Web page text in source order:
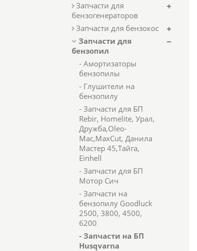
Запчасти для
бензогенераторов
Запчасти для бензокос
Запчасти для
бензопил
- Амортизаторы
бензопилы
- Глушители на
бензопилу
- Запчасти для БП
Rebir, Homelite, Урал,
Дружба,Oleo-
Mac,MaxCut, Данила
Мастер 45,Тайга,
Einhell
- Запчасти для БП
Мотор Сич
- Запчасти на
бензопилу Goodluck
2500, 3800, 4500,
6200
- Запчасти на БП
Husqvarna